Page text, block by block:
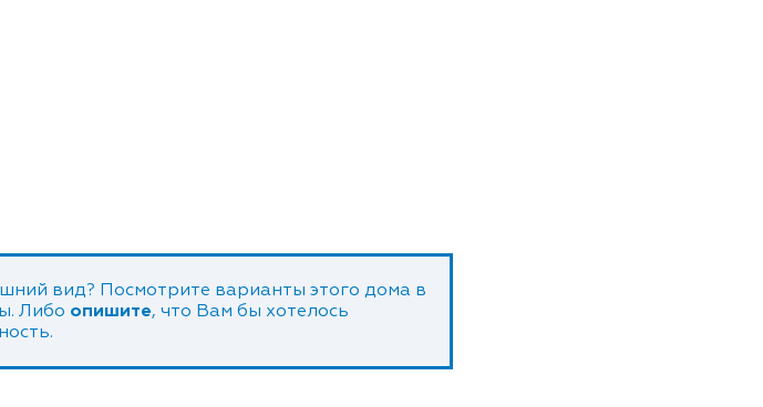
вид? Посмотрите варианты этого дома в
Либо опишите, что Вам бы хотелось